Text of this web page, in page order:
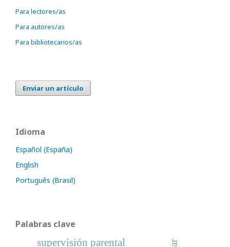
Para lectores/as
Para autores/as
Para bibliotecarios/as
Enviar un artículo
Idioma
Español (España)
English
Português (Brasil)
Palabras clave
supervisión parental